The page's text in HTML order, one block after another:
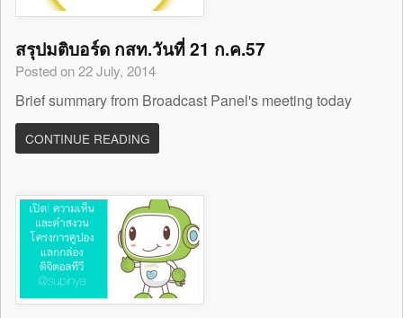
สรุปมติบอร์ด กสท.วันที่ 21 ก.ค.57
Posted on 22 July, 2014
Brief summary from Broadcast Panel's meeting today
CONTINUE READING